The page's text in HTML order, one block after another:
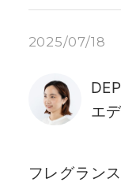
2025/07/18
エ
フレグラン